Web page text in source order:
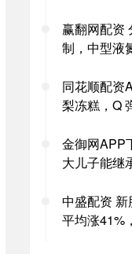
赢翻网配资
制，中型液
同花顺配资
梨冻糕，Q
金御网APP
大儿子能继
中盛配资
平均涨41%